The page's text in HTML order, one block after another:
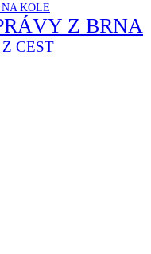
KOLE
Z BRNA
CEST